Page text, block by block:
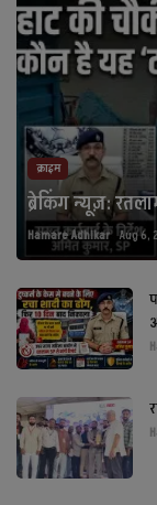
क्राइम
ब्रेकिंग न्यूज़:
Hamare Adhikar Aug 6,